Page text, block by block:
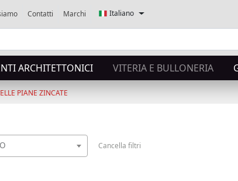
Contatti Marchi Italiano
ARCHITETTONICI VITERIA E BULLONERIA
PIANE ZINCATE
Cancella filtri